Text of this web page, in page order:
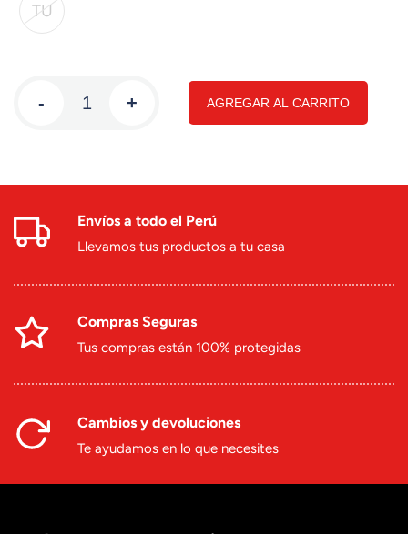
TU
- + AGREGAR AL CARRITO
Envíos a todo el Perú
Llevamos tus productos a tu casa
Compras Seguras
Tus compras están 100% protegidas
Cambios y devoluciones
Te ayudamos en lo que necesites